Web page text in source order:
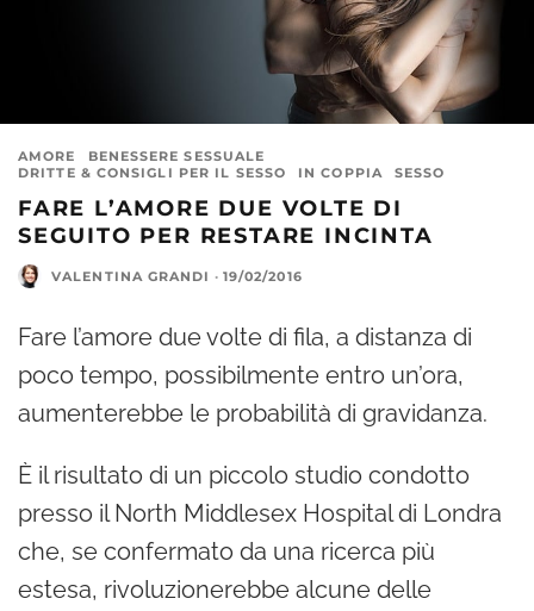
AMORE
BENESSERE SESSUALE
DRITTE & CONSIGLI PER IL SESSO
IN COPPIA SESSO
FARE L’AMORE DUE VOLTE DI
SEGUITO PER RESTARE INCINTA
VALENTINA GRANDI · 19/02/2016
Fare l’amore due volte di fila, a distanza di
poco tempo, possibilmente entro un’ora,
aumenterebbe le probabilità di gravidanza.
È il risultato di un piccolo studio condotto
presso il North Middlesex Hospital di Londra
che, se confermato da una ricerca più
estesa, rivoluzionerebbe alcune delle